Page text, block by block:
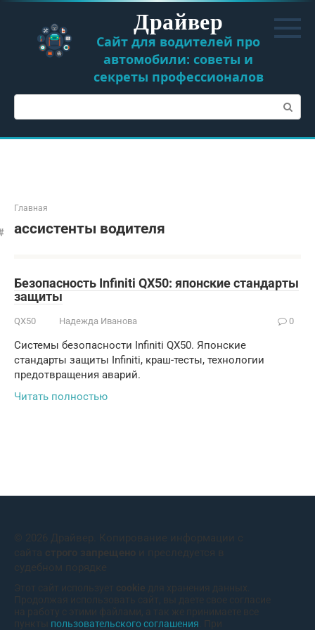
Перейти
контенту
Драйвер
Сайт для водителей про
автомобили: советы и
секреты профессионалов
Поиск:
Главная
ассистенты водителя
Безопасность Infiniti QX50: японские стандарты
защиты
QX50 Надежда Иванова 0
Системы безопасности Infiniti QX50. Японские
стандарты защиты Infiniti, краш-тесты, технологии
предотвращения аварий.
Читать полностью
© 2026 Драйвер. Копирование информации с
сайта строго запрещено и преследуется в
судебном порядке
Этот сайт использует cookie для хранения данных.
Продолжая использовать сайт, вы даете свое согласие
на работу с этими файлами, а так же принимаете все
пункты пользовательского соглашения . При